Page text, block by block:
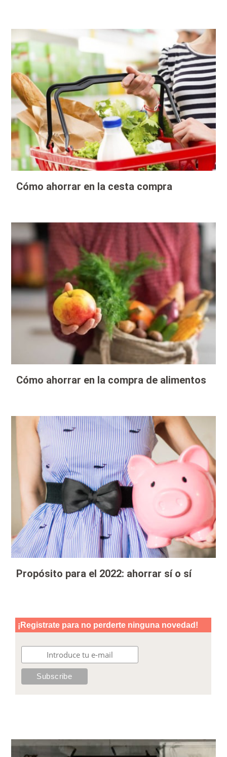
Cómo ahorrar en la cesta compra
Cómo ahorrar en la compra de alimentos
Propósito para el 2022: ahorrar sí o sí